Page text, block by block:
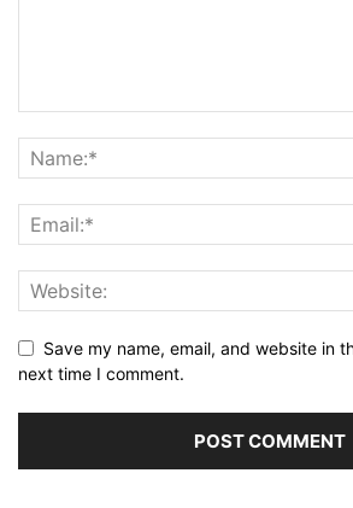
Save my name, email, and website in
next time I comment.